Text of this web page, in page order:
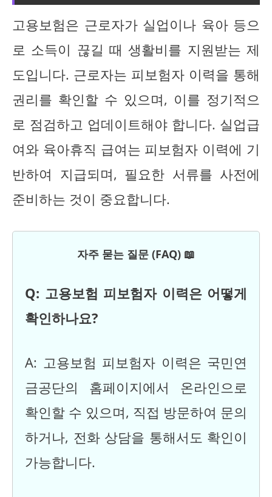
고용보험은 근로자가 실업이나 육아 등으
로 소득이 끊길 때 생활비를 지원받는 제
도입니다. 근로자는 피보험자 이력을 통해
권리를 확인할 수 있으며, 이를 정기적으
로 점검하고 업데이트해야 합니다. 실업급
여와 육아휴직 급여는 피보험자 이력에 기
반하여 지급되며, 필요한 서류를 사전에
준비하는 것이 중요합니다.
자주 묻는 질문 (FAQ) 📖
Q: 고용보험 피보험자 이력은 어떻게
확인하나요?
A: 고용보험 피보험자 이력은 국민연
금공단의 홈페이지에서 온라인으로
확인할 수 있으며, 직접 방문하여 문의
하거나, 전화 상담을 통해서도 확인이
가능합니다.